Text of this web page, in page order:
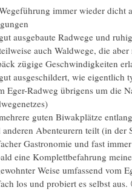
immer wieder dicht
gut ausgebaute Radwege und
auch Waldwege, die
zügige Geschwindigkeiten
gut ausgeschildert, wie eigentlich
Eger-Radweg übrigens um die
guten Biwakplätze
anderen Abenteurern teilt (in der
Gastronomie und fast
eine Komplettbefahrung
Weise umfassend vom
los und probiert es selbst aus.